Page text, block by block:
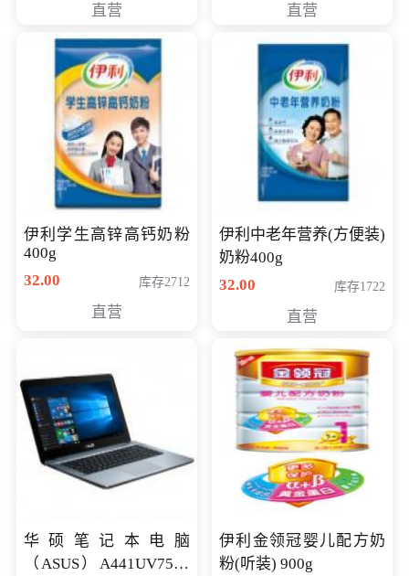
直营
清入门级摄像机
直营
伊利学生高锌高钙奶粉
400g
32.00
库存2712
直营
伊利中老年营养(方便装)
奶粉400g
32.00
库存1722
直营
华硕笔记本电脑
（ASUS）A441UV7500
伊利金领冠婴儿配方奶
粉(听装) 900g